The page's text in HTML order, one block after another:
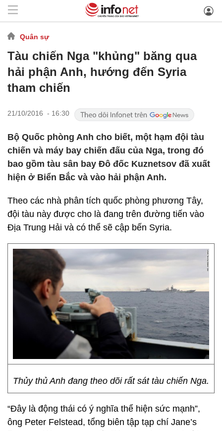
Quân sự
Tàu chiến Nga "khủng" băng qua
hải phận Anh, hướng đến Syria
tham chiến
21/10/2016 - 16:30
Bộ Quốc phòng Anh cho biết, một hạm đội tàu
chiến và máy bay chiến đấu của Nga, trong đó
bao gồm tàu sân bay Đô đốc Kuznetsov đã xuất
hiện ở Biển Bắc và vào hải phận Anh.
Theo các nhà phân tích quốc phòng phương Tây,
đội tàu này được cho là đang trên đường tiến vào
Địa Trung Hải và có thể sẽ cập bến Syria.
Thủy thủ Anh đang theo dõi rất sát tàu chiến Nga.
“Đây là động thái có ý nghĩa thể hiện sức mạnh”,
ông Peter Felstead, tổng biên tập tạp chí Jane’s